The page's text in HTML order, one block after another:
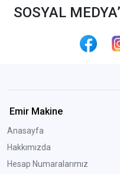
SOSYAL
Emir Makine
Anasayfa
Hakkımızda
Hesap Numaralarımız